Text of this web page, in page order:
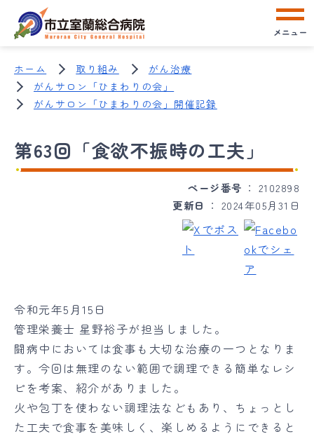
メニュー
ホーム 取り組み
がん治療
がんサロン「ひまわりの会」
がんサロン「ひまわりの会」開催記録
第63回「食欲不振時の工夫」
ページ番号
2102898
更新日
2024年05月31日
令和元年5月15日
管理栄養士 星野裕子が担当しました。
闘病中においては食事も大切な治療の一つとなりま
す。今回は無理のない範囲で調理できる簡単なレシ
ピを考案、紹介がありました。
火や包丁を使わない調理法などもあり、ちょっとし
た工夫で食事を美味しく、楽しめるようにできると